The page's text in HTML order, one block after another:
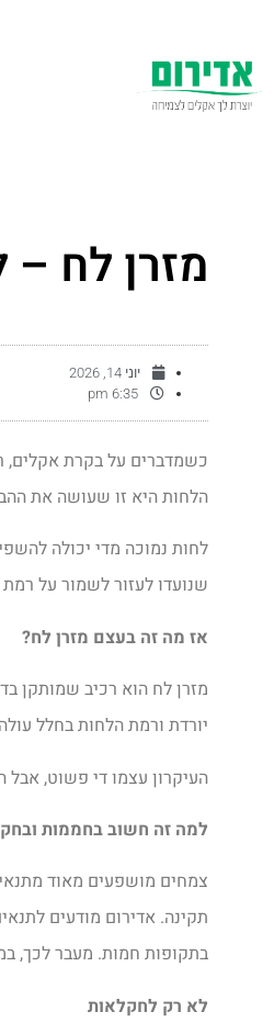
מזרן לח
יוני 14, 2026
6:35 pm
כשמדברים על בקרת אקלים,
הלחות היא זו שעושה את
לחות נמוכה מדי יכולה
שנועדו לעזור לשמור על
אז מה זה בעצם מזרן לח?
מזרן לח הוא רכיב שמותקן
יורדת ורמת הלחות בחלל
העיקרון עצמו די פשוט,
למה זה חשוב בחממות
צמחים מושפעים מאוד
תקינה. אדירום מודעים
בתקופות חמות. מעבר לכך,
לא רק לחקלאות